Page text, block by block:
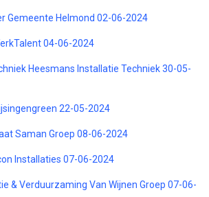
Gemeente Helmond 02-06-2024
04-06-2024
Heesmans Installatie Techniek 30-05-
22-05-2024
Saman Groep 08-06-2024
Installaties 07-06-2024
& Verduurzaming Van Wijnen Groep 07-06-